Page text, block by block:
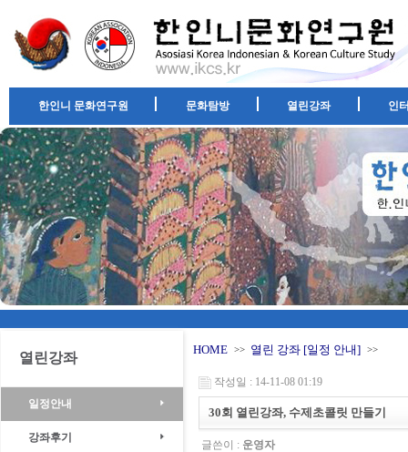
한인니 문화연구원 문화탐방 열린강좌 인
열린강좌
일정안내
강좌후기
HOME >> 열린 강좌 [일정 안내] >>
작성일 : 14-11-08 01:19
30회 열린강좌, 수제초콜릿 만들기
글쓴이 : 운영자